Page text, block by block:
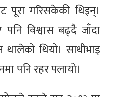
पूरा गरिसकेकी थिइन्।
विश्वास बढ्दै जाँदा
थियो। साथीभाइ
पनि रहर पलायो।